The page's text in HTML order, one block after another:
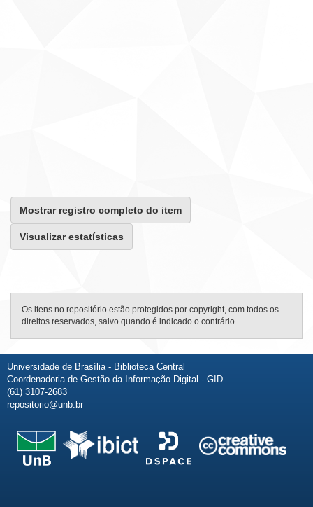
Mostrar registro completo do item
Visualizar estatísticas
Os itens no repositório estão protegidos por copyright, com todos os
direitos reservados, salvo quando é indicado o contrário.
Universidade de Brasília - Biblioteca Central
Coordenadoria de Gestão da Informação Digital - GID
(61) 3107-2683
repositorio@unb.br